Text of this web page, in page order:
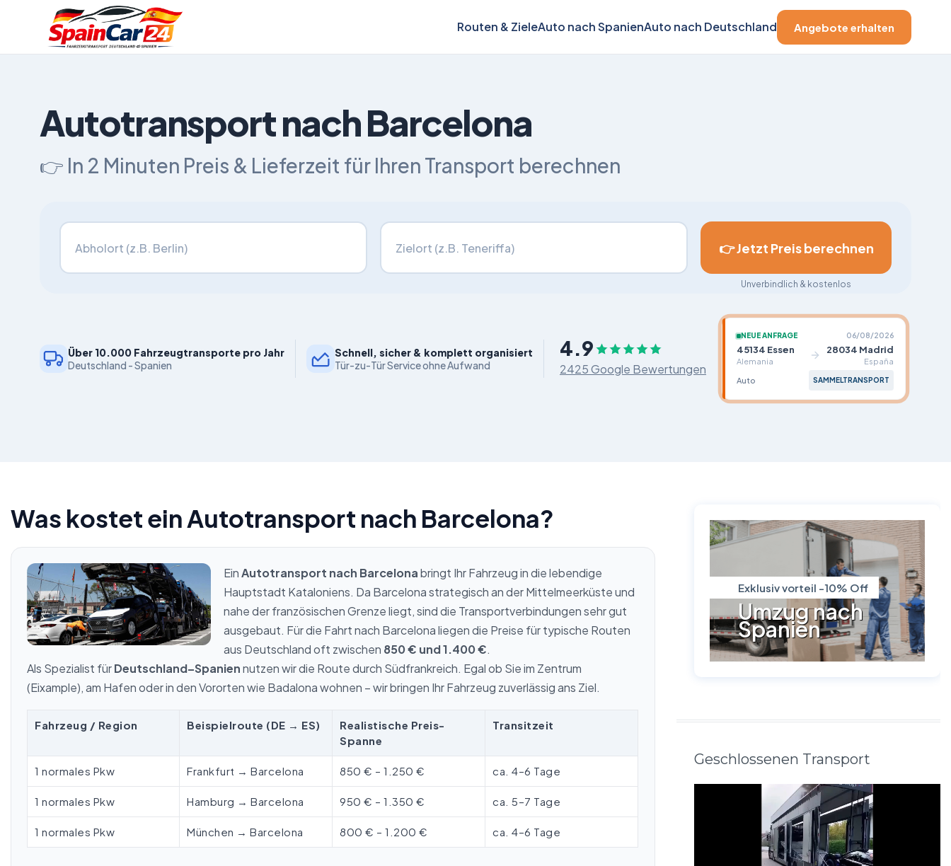
Routen & ZieleAuto nach SpanienAuto nach Deutschland Angebote erhalten
Autotransport nach Barcelona
👉 In 2 Minuten Preis & Lieferzeit für Ihren Transport berechnen
Fahrzeugtransport von Fahrzeugtransport nach
👉 Jetzt Preis berechnen
Unverbindlich & kostenlos
Über 10.000 Fahrzeugtransporte pro Jahr
Deutschland - Spanien
Schnell, sicher & komplett organisiert
Tür-zu-Tür Service ohne Aufwand
4.9
2425 Google Bewertungen
NEUE ANFRAGE 06/08/2026
45134 Essen
Alemania
28034 Madrid
España
Auto SAMMELTRANSPORT
Was kostet ein Autotransport nach Barcelona?
EinAutotransport nach Barcelonabringt Ihr Fahrzeug in die lebendige
Hauptstadt Kataloniens. Da Barcelona strategisch an der Mittelmeerküste und
nahe der französischen Grenze liegt, sind die Transportverbindungen sehr gut
ausgebaut. Für die Fahrt nach Barcelona liegen die Preise für typische Routen
aus Deutschland oft zwischen 850 € und 1.400 €.
Als Spezialist fürDeutschland–Spaniennutzen wir die Route durch Südfrankreich. Egal ob Sie im Zentrum
(Eixample), am Hafen oder in den Vororten wie Badalona wohnen – wir bringen Ihr Fahrzeug zuverlässig ans Ziel.
Fahrzeug / Region Beispielroute (DE → ES)
Realistische Preis-
Spanne
Transitzeit
1 normales Pkw Frankfurt → Barcelona 850 € – 1.250 € ca. 4–6 Tage
1 normales Pkw Hamburg → Barcelona 950 € – 1.350 € ca. 5–7 Tage
1 normales Pkw München → Barcelona 800 € – 1.200 € ca. 4–6 Tage
Exklusiv vorteil -10% Off
Umzug nach
Spanien
Geschlossenen Transport